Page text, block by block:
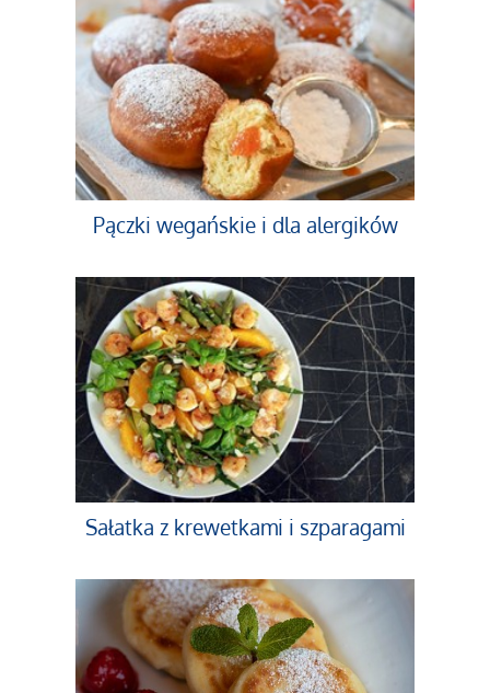
Pączki wegańskie i dla alergików
Sałatka z krewetkami i szparagami